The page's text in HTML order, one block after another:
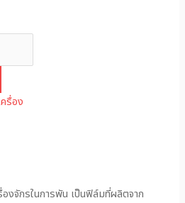
รื่อง
องจักรในการพัน เป็นฟิล์มที่ผลิตจาก